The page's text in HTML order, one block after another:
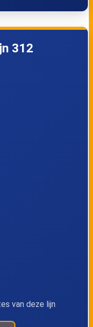
Oostende,
Esperanto
Vrijboom
312
van deze lijn